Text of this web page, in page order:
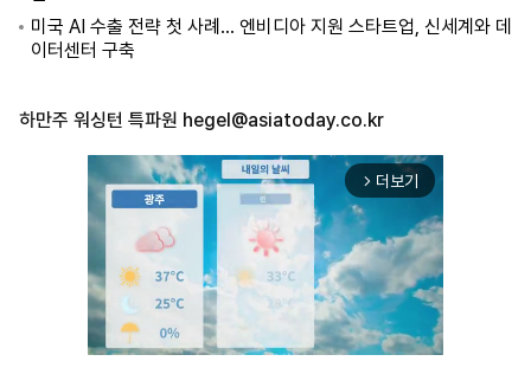
미국 AI 수출 전략 첫 사례… 엔비디아 지원 스타트업, 신세계와 데
이터센터 구축
하만주 워싱턴 특파원 hegel@asiatoday.co.kr
arrow_forward_ios 더보기